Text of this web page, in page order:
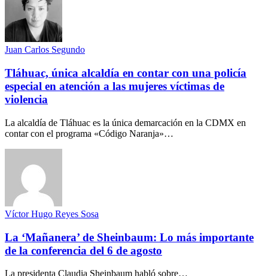
Juan Carlos Segundo
Tláhuac, única alcaldía en contar con una policía
especial en atención a las mujeres víctimas de
violencia
La alcaldía de Tláhuac es la única demarcación en la CDMX en
contar con el programa «Código Naranja»…
Víctor Hugo Reyes Sosa
La ‘Mañanera’ de Sheinbaum: Lo más importante
de la conferencia del 6 de agosto
La presidenta Claudia Sheinbaum habló sobre…